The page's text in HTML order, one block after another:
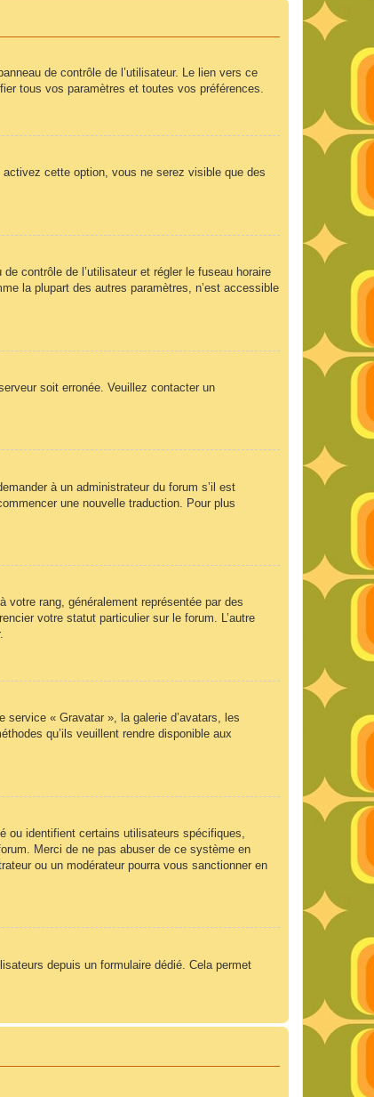
de contrôle de l’utilisateur. Le lien vers ce
tous vos paramètres et toutes vos préférences.
cette option, vous ne serez visible que des
contrôle de l’utilisateur et régler le fuseau horaire
la plupart des autres paramètres, n’est accessible
soit erronée. Veuillez contacter un
à un administrateur du forum s’il est
une nouvelle traduction. Pour plus
votre rang, généralement représentée par des
votre statut particulier sur le forum. L’autre
« Gravatar », la galerie d’avatars, les
qu’ils veuillent rendre disponible aux
ou identifient certains utilisateurs spécifiques,
Merci de ne pas abuser de ce système en
ou un modérateur pourra vous sanctionner en
depuis un formulaire dédié. Cela permet